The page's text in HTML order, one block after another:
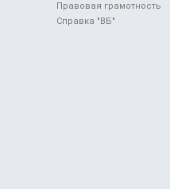
Правовая грамотность
Справка "ВБ"